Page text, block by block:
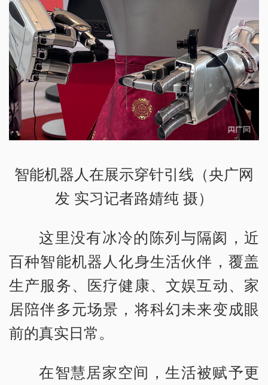
智能机器人在展示穿针引线（央广网
发 实习记者路婧纯 摄）
这里没有冰冷的陈列与隔阂，近
百种智能机器人化身生活伙伴，覆盖
生产服务、医疗健康、文娱互动、家
居陪伴多元场景，将科幻未来变成眼
前的真实日常。
在智慧居家空间，生活被赋予更